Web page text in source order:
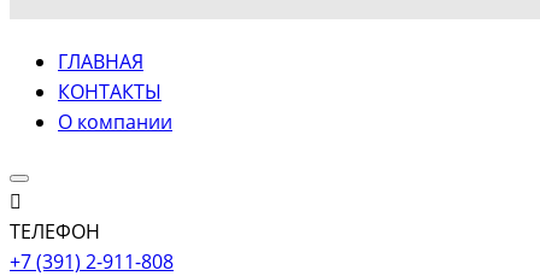
ГЛАВНАЯ
КОНТАКТЫ
О компании
ТЕЛЕФОН
+7 (391) 2-911-808